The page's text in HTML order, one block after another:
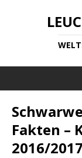
Fakten –
2016/